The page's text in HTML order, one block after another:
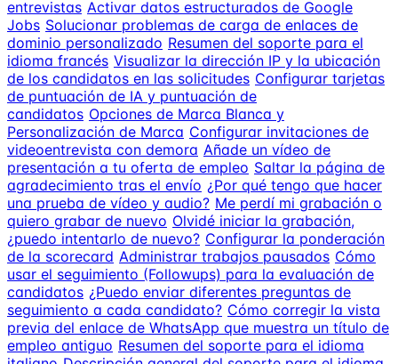
entrevistas Activar datos estructurados de Google
Jobs Solucionar problemas de carga de enlaces de
dominio personalizado Resumen del soporte para el
idioma francés Visualizar la dirección IP y la ubicación
de los candidatos en las solicitudes Configurar tarjetas
de puntuación de IA y puntuación de
candidatos Opciones de Marca Blanca y
Personalización de Marca Configurar invitaciones de
videoentrevista con demora Añade un vídeo de
presentación a tu oferta de empleo Saltar la página de
agradecimiento tras el envío ¿Por qué tengo que hacer
una prueba de vídeo y audio? Me perdí mi grabación o
quiero grabar de nuevo Olvidé iniciar la grabación,
¿puedo intentarlo de nuevo? Configurar la ponderación
de la scorecard Administrar trabajos pausados Cómo
usar el seguimiento (Followups) para la evaluación de
candidatos ¿Puedo enviar diferentes preguntas de
seguimiento a cada candidato? Cómo corregir la vista
previa del enlace de WhatsApp que muestra un título de
empleo antiguo Resumen del soporte para el idioma